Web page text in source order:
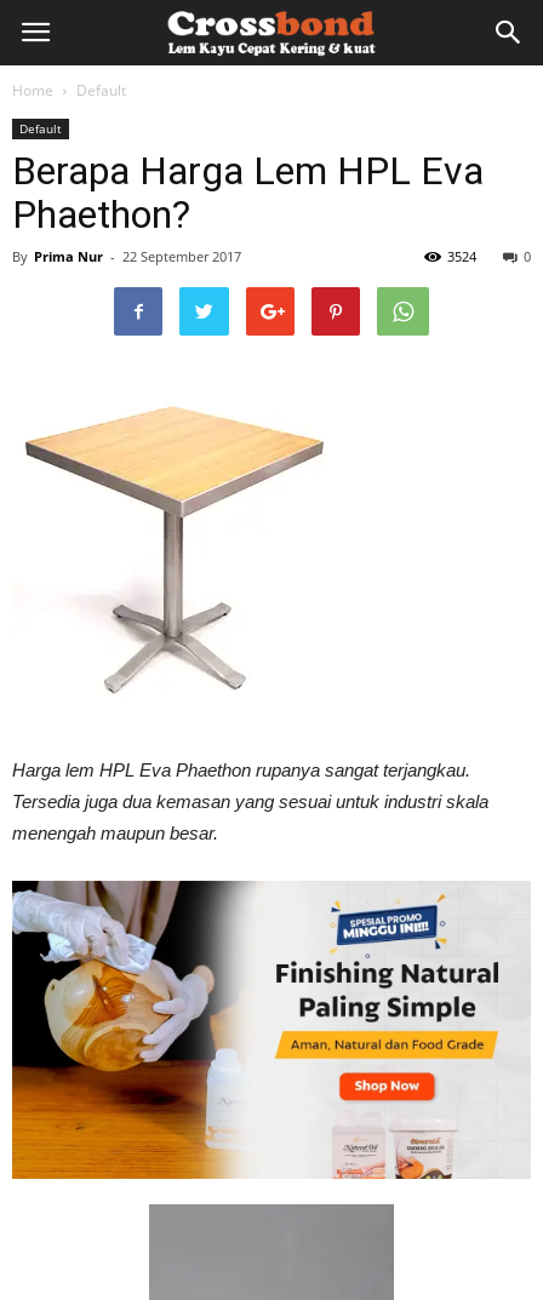
lemkayu.net
HPL,
Kuat
Tahan
Home Default
Default
Berapa Harga Lem HPL Eva
Phaethon?
By Prima Nur - 22 September 2017 0
3524
Harga lem HPL Eva Phaethon rupanya sangat terjangkau.
Tersedia juga dua kemasan yang sesuai untuk industri skala
menengah maupun besar.